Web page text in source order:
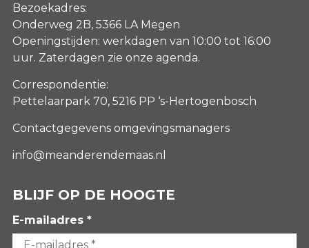
Bezoekadres:
Onderweg 2B, 5366 LA Megen
Openingstijden: werkdagen van 10:00 tot 16:00
uur. Zaterdagen zie onze agenda.
Correspondentie:
Pettelaarpark 70, 5216 PP ‘s-Hertogenbosch
Contactgegevens omgevingsmanagers
info@meanderendemaas.nl
BLIJF OP DE HOOGTE
E-mailadres *